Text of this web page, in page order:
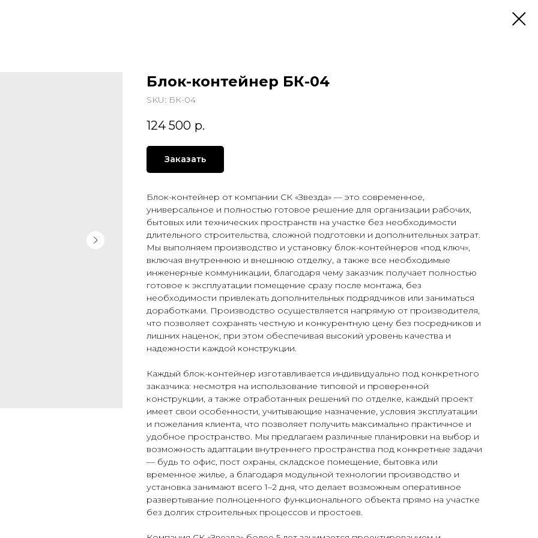
Блок-контейнер БК-04
SKU: БК-04
124 500 р.
Заказать
Блок-контейнер от компании СК «Звезда» — это современное,
универсальное и полностью готовое решение для организации рабочих,
бытовых или технических пространств на участке без необходимости
длительного строительства, сложной подготовки и дополнительных затрат.
Мы выполняем производство и установку блок-контейнеров «под ключ»,
включая внутреннюю и внешнюю отделку, а также все необходимые
инженерные коммуникации, благодаря чему заказчик получает полностью
готовое к эксплуатации помещение сразу после монтажа, без
необходимости привлекать дополнительных подрядчиков или заниматься
доработками. Производство осуществляется напрямую от производителя,
что позволяет сохранять честную и конкурентную цену без посредников и
лишних наценок, при этом обеспечивая высокий уровень качества и
надежности каждой конструкции.
Каждый блок-контейнер изготавливается индивидуально под конкретного
заказчика: несмотря на использование типовой и проверенной
конструкции, а также отработанных решений по отделке, каждый проект
имеет свои особенности, учитывающие назначение, условия эксплуатации
и пожелания клиента, что позволяет получить максимально практичное и
удобное пространство. Мы предлагаем различные планировки на выбор и
возможность адаптации внутреннего пространства под конкретные задачи
— будь то офис, пост охраны, складское помещение, бытовка или
временное жилье, а благодаря модульной технологии производство и
установка занимают всего 1–2 дня, что делает возможным оперативное
развертывание полноценного функционального объекта прямо на участке
без долгих строительных процессов и простоев.